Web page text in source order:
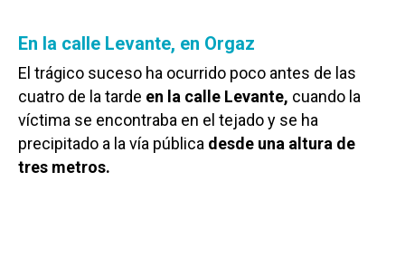
En la calle Levante, en Orgaz
El trágico suceso ha ocurrido poco antes de las
cuatro de la tarde en la calle Levante, cuando la
víctima se encontraba en el tejado y se ha
precipitado a la vía pública desde una altura de
tres metros.